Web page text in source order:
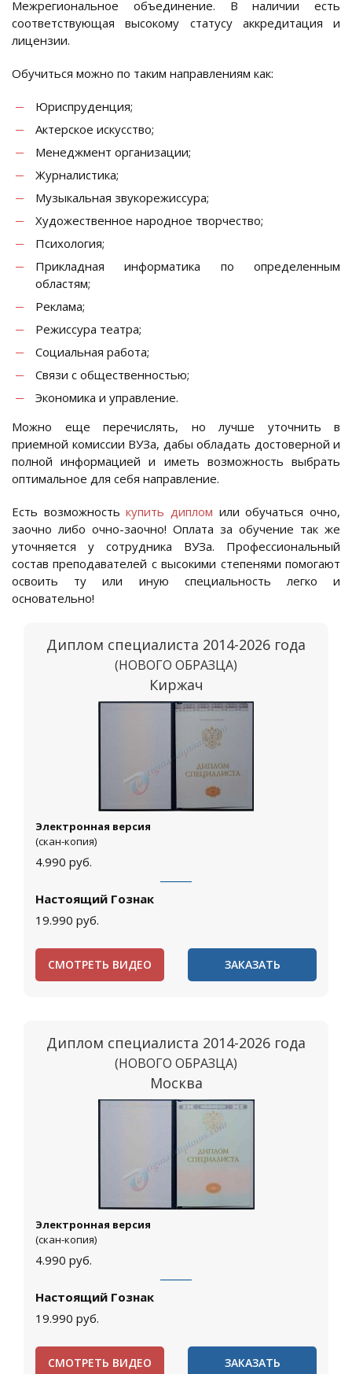
Межрегиональное объединение. В наличии есть
соответствующая высокому статусу аккредитация и
лицензии.
Обучиться можно по таким направлениям как:
Юриспруденция;
Актерское искусство;
Менеджмент организации;
Журналистика;
Музыкальная звукорежиссура;
Художественное народное творчество;
Психология;
Прикладная информатика по определенным
областям;
Реклама;
Режиссура театра;
Социальная работа;
Связи с общественностью;
Экономика и управление.
Можно еще перечислять, но лучше уточнить в
приемной комиссии ВУЗа, дабы обладать достоверной и
полной информацией и иметь возможность выбрать
оптимальное для себя направление.
Есть возможностькупить диплом или обучаться очно,
заочно либо очно-заочно! Оплата за обучение так же
уточняется у сотрудника ВУЗа. Профессиональный
состав преподавателей с высокими степенями помогают
освоить ту или иную специальность легко и
основательно!
Диплом специалиста 2014-2026 года
(НОВОГО ОБРАЗЦА)
Киржач
Электронная версия
(скан-копия)
4.990 руб.
Настоящий Гознак
19.990 руб.
СМОТРЕТЬ ВИДЕО ЗАКАЗАТЬ
Диплом специалиста 2014-2026 года
(НОВОГО ОБРАЗЦА)
Москва
Электронная версия
(скан-копия)
4.990 руб.
Настоящий Гознак
19.990 руб.
СМОТРЕТЬ ВИДЕО ЗАКАЗАТЬ